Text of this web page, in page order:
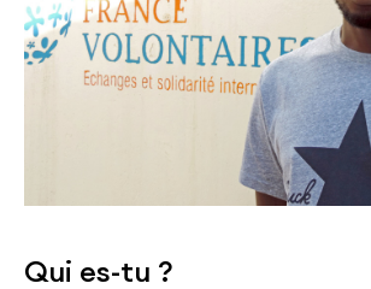
Qui es-tu ?